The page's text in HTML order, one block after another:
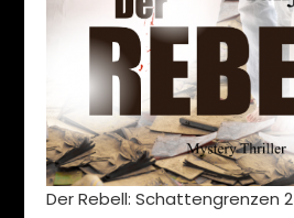
Der Rebell: Schattengrenzen 2